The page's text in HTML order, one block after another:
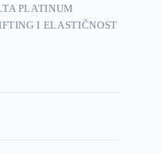
PLATINUM
I ELASTIČNOST